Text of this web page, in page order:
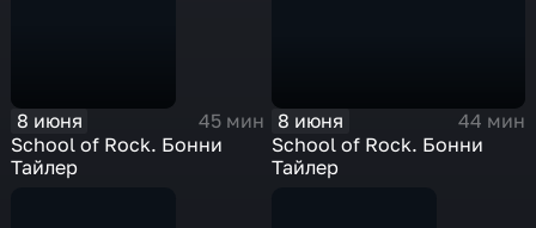
8 июня
45 мин
School of Rock. Бонни
Тайлер
8 июня
44 мин
School of Rock. Бонни
Тайлер